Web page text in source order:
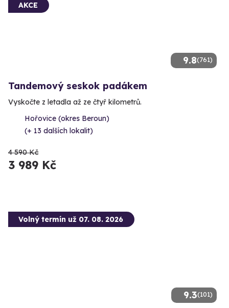
9.8(761)
AKCE
Tandemový seskok padákem
Vyskočte z letadla až ze čtyř kilometrů.
Hořovice (okres Beroun)
(+ 13 dalších lokalit)
4 590 Kč
3 989 Kč
9.3(101)
Volný termín už 07. 08. 2026